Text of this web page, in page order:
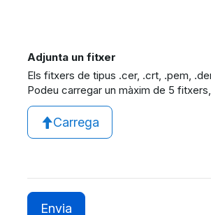
Adjunta un fitxer
Els fitxers de tipus .cer, .crt, .pem,
Podeu carregar un màxim de 5
Carrega